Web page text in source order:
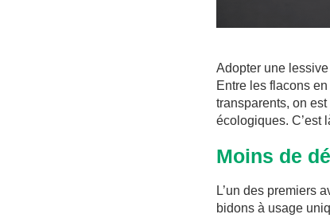
Adopter une
Entre les flacons
transparents, on
écologiques. C’est
Moins de
L’un des premiers
bidons à usage